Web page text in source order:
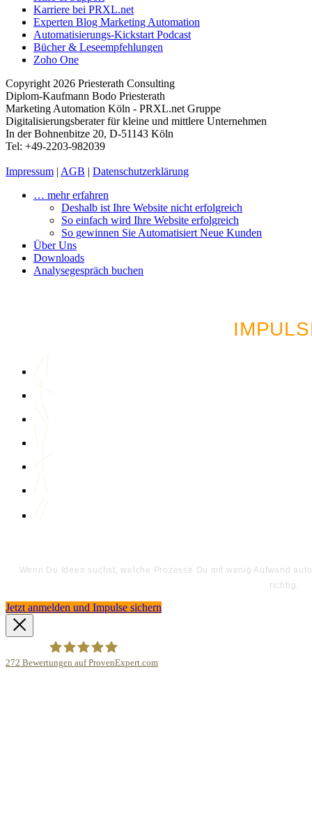
Karriere bei PRXL.net
Experten Blog Marketing Automation
Automatisierungs-Kickstart Podcast
Bücher & Leseempfehlungen
Zoho One
Copyright 2026 Priesterath Consulting
Diplom-Kaufmann Bodo Priesterath
Marketing Automation Köln - PRXL.net Gruppe
Digitalisierungsberater für kleine und mittlere Unternehmen
In der Bohnenbitze 20, D-51143 Köln
Tel: +49-2203-982039
Impressum | AGB | Datenschutzerklärung
… mehr erfahren
Deshalb ist Ihre Website nicht erfolgreich
So einfach wird Ihre Website erfolgreich
So gewinnen Sie Automatisiert Neue Kunden
Über Uns
Downloads
Analysegespräch buchen
Wenn Du Ideen suchst, welche Prozesse Du mit wenig Aufwand
richtig.
Jetzt anmelden und Impulse sichern
272 Bewertungen auf ProvenExpert.com